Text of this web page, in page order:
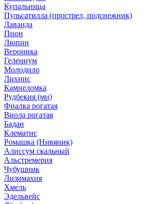
Купальница
Пульсатилла (прострел, подснежник)
Лаванда
Пион
Люпин
Вероника
Гелениум
Молодило
Лихнис
Камнеломка
Рудбекия (мн)
Фиалка рогатая
Виола рогатая
Бадан
Клематис
Ромашка (Нивяник)
Алиссум скальный
Альстремерия
Чубушник
Лизимахия
Хмель
Эдельвейс